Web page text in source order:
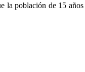
población de 15